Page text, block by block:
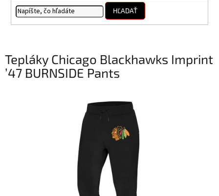
HĽADAŤ
Tepláky Chicago Blackhawks Imprint
’47 BURNSIDE Pants